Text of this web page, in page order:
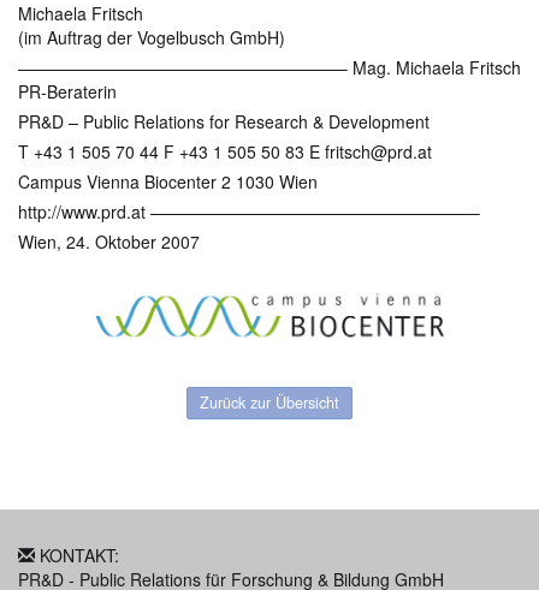
Michaela Fritsch
(im Auftrag der Vogelbusch GmbH)
———————————————————– Mag. Michaela Fritsch
PR-Beraterin
PR&D – Public Relations for Research & Development
T +43 1 505 70 44 F +43 1 505 50 83 E fritsch@prd.at
Campus Vienna Biocenter 2 1030 Wien
http://www.prd.at ———————————————————–
Wien, 24. Oktober 2007
Zurück zur Übersicht
KONTAKT:
PR&D - Public Relations für Forschung & Bildung GmbH